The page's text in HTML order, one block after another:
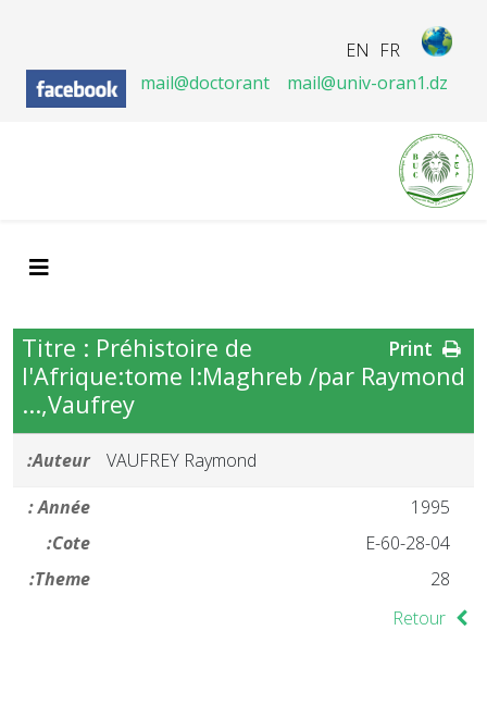
FR
EN
mail@doctorant
mail@univ-oran1.dz
Titre : Préhistoire de
l'Afrique:tome I:Maghreb /par Raymond
Vaufrey,...
Auteur:
VAUFREY Raymond
Année :
1995
Cote:
28-04-E-60
Theme:
28
Retour